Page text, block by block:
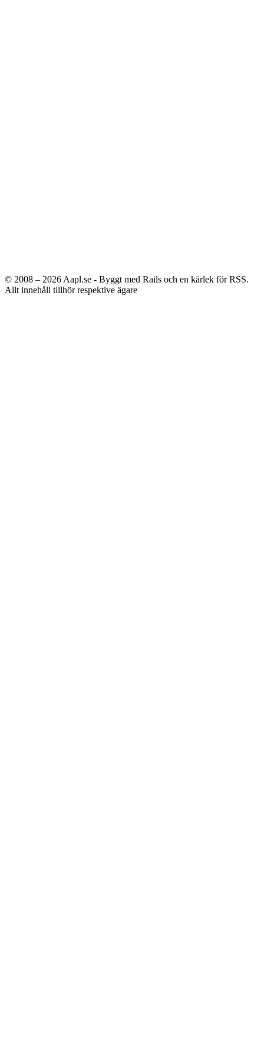
© 2008 – 2026 Aapl.se - Byggt med Rails och en kärlek för RSS.
Allt innehåll tillhör respektive ägare